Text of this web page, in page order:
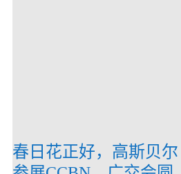
春日花正好，高斯贝尔